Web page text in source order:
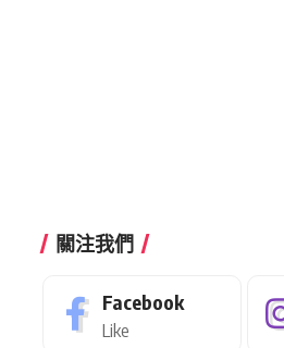
關注我們
Facebook
Like